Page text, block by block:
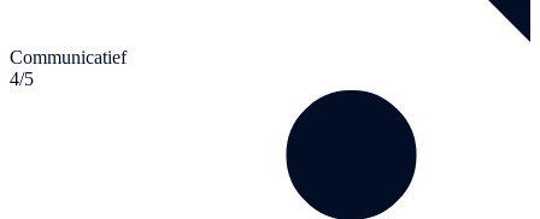
Communicatief
4/5